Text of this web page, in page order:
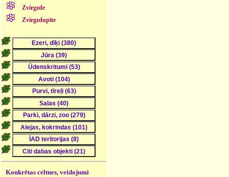
Zvirgzde
Zvirgzdupīte
Konkrētas celtnes, veidojumi